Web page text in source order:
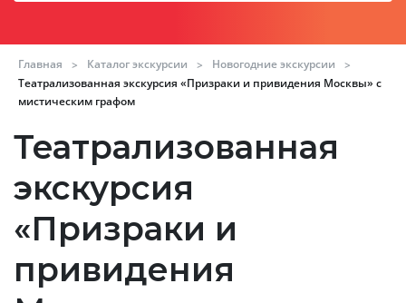
Главная > Каталог экскурсии > Новогодние экскурсии
>
Театрализованная экскурсия «Призраки и привидения Москвы» с
мистическим графом
Театрализованная
экскурсия
«Призраки и
привидения